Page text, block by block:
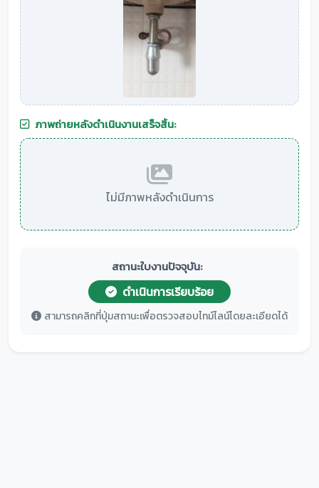
ภาพถ่ายหลังดำเนินงานเสร็จสิ้น:
ไม่มีภาพหลังดำเนินการ
สถานะใบงานปัจจุบัน:
ดำเนินการเรียบร้อย
สามารถคลิกที่ปุ่มสถานะเพื่อตรวจสอบไทม์ไลน์โดยละเอียดได้